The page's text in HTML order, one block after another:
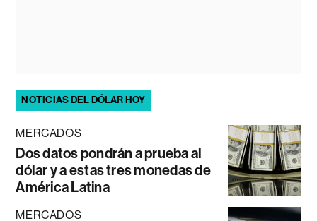
NOTICIAS DEL DÓLAR HOY
MERCADOS
Dos datos pondrán a prueba al
dólar y a estas tres monedas de
América Latina
MERCADOS